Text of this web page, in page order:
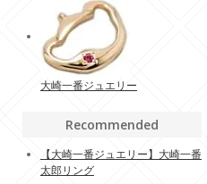
大崎一番ジュエリー
Recommended
【大崎一番ジュエリー】大崎一番
太郎リング